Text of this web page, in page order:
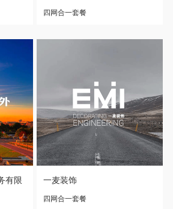
四网合一套餐
有限
一麦装饰
四网合一套餐